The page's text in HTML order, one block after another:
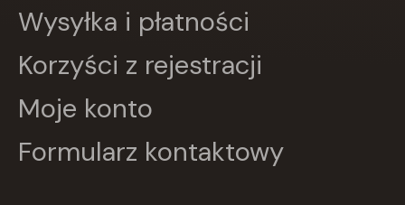
HARMONIA
Insignis
JEDNOŚĆ
karakter
Wysyłka i płatności
Korzyści z rejestracji
Moje konto
Formularz kontaktowy